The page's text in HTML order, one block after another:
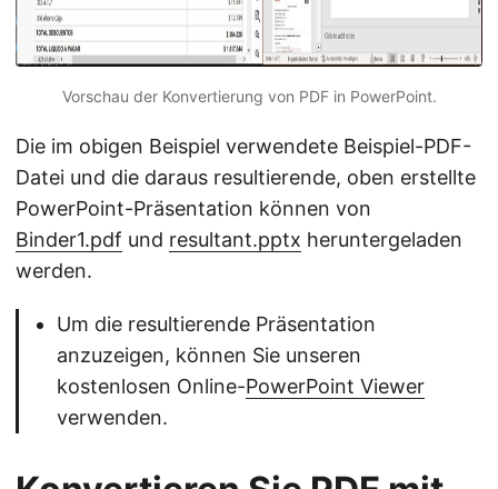
Vorschau der Konvertierung von PDF in PowerPoint.
Die im obigen Beispiel verwendete Beispiel-PDF-
Datei und die daraus resultierende, oben erstellte
PowerPoint-Präsentation können von
Binder1.pdf und resultant.pptx heruntergeladen
werden.
Um die resultierende Präsentation
anzuzeigen, können Sie unseren
kostenlosen Online-PowerPoint Viewer
verwenden.